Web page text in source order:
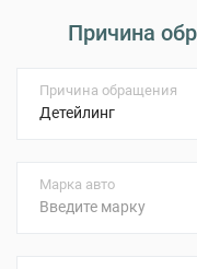
Причина
Причина обращения
Марка авто